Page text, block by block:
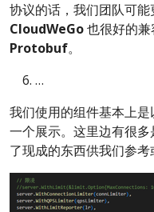
协议的话，我们团队可
CloudWeGo也很好的
Protobuf。
…
我们使用的组件基本上
一个展示。这里边有很
了现成的东西供我们参考